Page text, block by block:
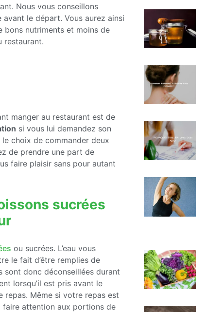
Nous vous conseillons
le départ. Vous aurez ainsi
bons nutriments et moins de
restaurant.
manger au restaurant est de
si vous lui demandez son
choix de commander deux
de prendre une part de
faire plaisir sans pour autant
sucrées
ou sucrées. L’eau vous
le fait d’être remplies de
sont donc déconseillées durant
lorsqu’il est pris avant le
repas. Même si votre repas est
faire attention aux portions de